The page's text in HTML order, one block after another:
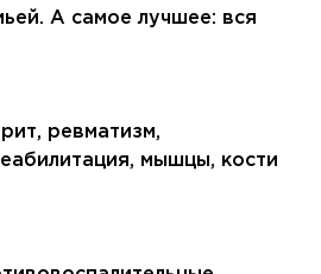
А самое лучшее: вся
ревматизм,
мышцы, кости